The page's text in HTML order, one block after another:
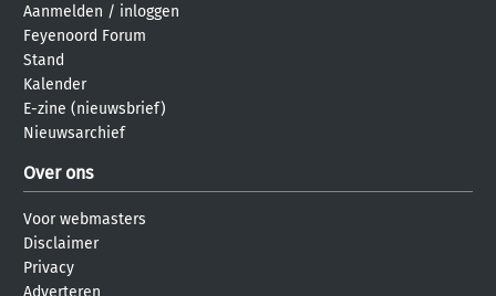
Aanmelden / inloggen
Feyenoord Forum
Stand
Kalender
E-zine (nieuwsbrief)
Nieuwsarchief
Over ons
Voor webmasters
Disclaimer
Privacy
Adverteren